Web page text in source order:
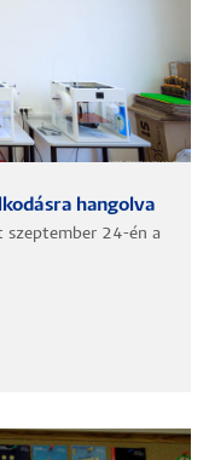
hangolva
24-én a